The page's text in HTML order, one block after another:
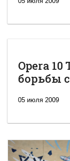
Opera
борьбы
05 июля 2009